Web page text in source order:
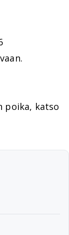
poika, katso